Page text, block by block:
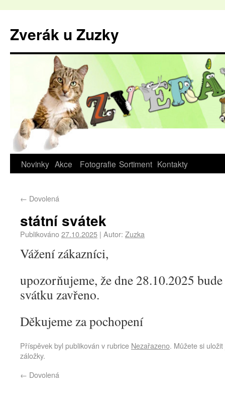
Zverák u Zuzky
Novinky Akce Fotografie Sortiment Kontakty
← Dovolená
státní svátek
Publikováno27.10.2025 | Autor: Zuzka
Vážení zákazníci,
upozorňujeme, že dne 28.10.2025
svátku zavřeno.
Děkujeme za pochopení
Příspěvek byl publikován v rubrice Nezařazeno. Můžete si
záložky.
← Dovolená